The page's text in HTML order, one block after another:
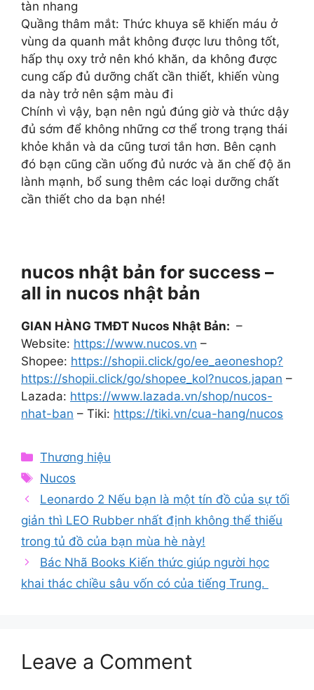
tàn nhang
Quầng thâm mắt: Thức khuya sẽ khiến máu ở
vùng da quanh mắt không được lưu thông tốt,
hấp thụ oxy trở nên khó khăn, da không được
cung cấp đủ dưỡng chất cần thiết, khiến vùng
da này trở nên sậm màu đi
Chính vì vậy, bạn nên ngủ đúng giờ và thức dậy
đủ sớm để không những cơ thể trong trạng thái
khỏe khắn và da cũng tươi tắn hơn. Bên cạnh
đó bạn cũng cần uống đủ nước và ăn chế độ ăn
lành mạnh, bổ sung thêm các loại dưỡng chất
cần thiết cho da bạn nhé!
nucos nhật bản for success –
all in nucos nhật bản
GIAN HÀNG TMĐT Nucos Nhật Bản: –
Website: https://www.nucos.vn –
Shopee: https://shopii.click/go/ee_aeoneshop?
https://shopii.click/go/shopee_kol?nucos.japan –
Lazada: https://www.lazada.vn/shop/nucos-
nhat-ban – Tiki: https://tiki.vn/cua-hang/nucos
Categories
Thương hiệu
Tags
Nucos
Leonardo 2 Nếu bạn là một tín đồ của sự tối
giản thì LEO Rubber nhất định không thể thiếu
trong tủ đồ của bạn mùa hè này!
Bác Nhã Books Kiến thức giúp người học
khai thác chiều sâu vốn có của tiếng Trung.
Leave a Comment